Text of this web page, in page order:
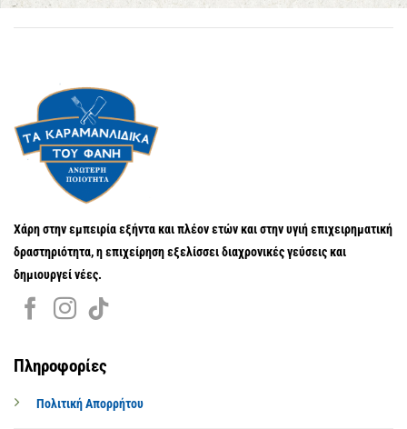
Χάρη στην εμπειρία εξήντα και πλέον ετών και στην υγιή επιχειρηματική
δραστηριότητα, η επιχείρηση εξελίσσει διαχρονικές γεύσεις και
δημιουργεί νέες.
Πληροφορίες
Πολιτική Απορρήτου